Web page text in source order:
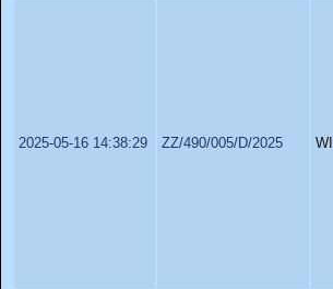
2025-05-16 14:38:29 ZZ/490/005/D/2025